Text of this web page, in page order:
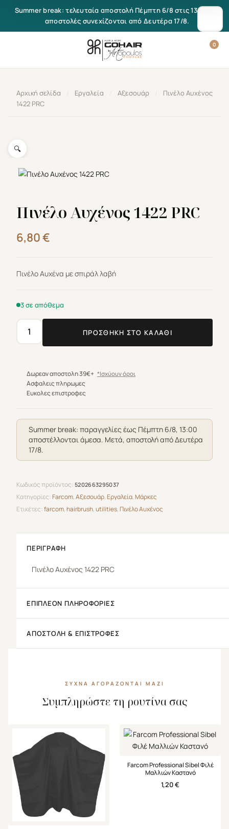
Μετάβαση στο περιεχόμενο
Summer break: τελευταία αποστολή Πέμπτη 6/8 στις 13:00. Οι
αποστολές συνεχίζονται από Δευτέρα 17/8.
0
Αρχική σελίδα Εργαλεία Αξεσουάρ
Πινέλο Αυχένος
1422 PRC
🔍
Πινέλο Αυχένος 1422 PRC
6,80€
Πινέλο Αυχένα με σπιράλ λαβή
3 σε απόθεμα
Πινέλο
Αυχένος
PRC
ποσότητα
ΠΡΟΣΘΉΚΗ ΣΤΟ ΚΑΛΆΘΙ
Δωρεαν αποστολη 39€+ *Ισχύουν όροι
Ασφαλεις πληρωμες
Ευκολες επιστροφες
Summer break: παραγγελίες έως Πέμπτη 6/8, 13:00
αποστέλλονται άμεσα. Μετά, αποστολή από Δευτέρα
17/8.
Κωδικός προϊόντος: 5202663295037
Κατηγορίες:Farcom,Αξεσουάρ,Εργαλεία,Μάρκες
Ετικέτες:farcom,hairbrush,utilities,Πινέλο Αυχένος
ΠΕΡΙΓΡΑΦΉ
ΠινέλοΑυχένος 1422 PRC
ΕΠΙΠΛΈΟΝ ΠΛΗΡΟΦΟΡΊΕΣ
ΑΠΟΣΤΟΛΉ & ΕΠΙΣΤΡΟΦΈΣ
ΣΥΧΝΆ ΑΓΟΡΆΖΟΝΤΑΙ ΜΑΖΊ
Συμπληρώστε τη ρουτίνα σας
Farcom Professional Sibel Φιλέ
Μαλλιών Καστανό
1,20€